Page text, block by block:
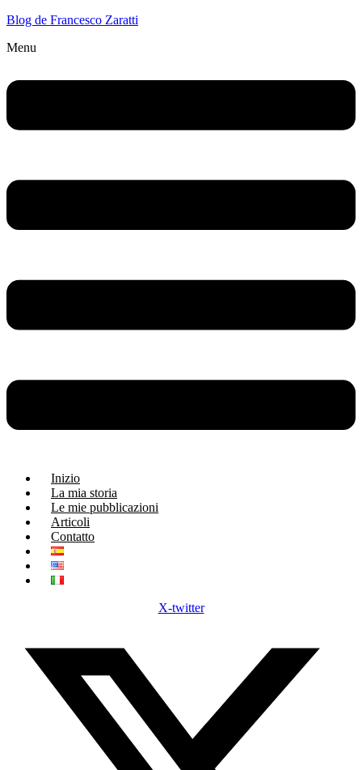
Blog de Francesco Zaratti
Menu
Inizio
La mia storia
Le mie pubblicazioni
Articoli
Contatto
X-twitter